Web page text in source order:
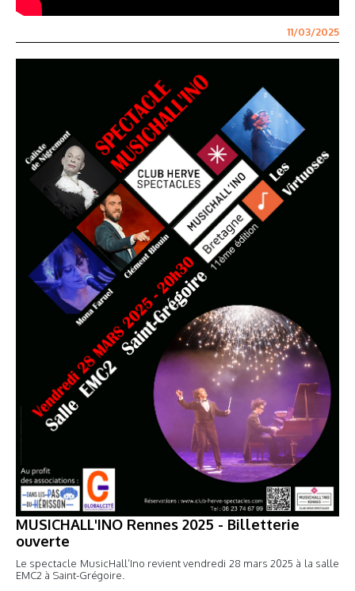
11/03/2025
MUSICHALL'INO Rennes 2025 - Billetterie
ouverte
Le spectacle MusicHall’Ino revient vendredi 28 mars 2025 à la salle
EMC2 à Saint-Grégoire.